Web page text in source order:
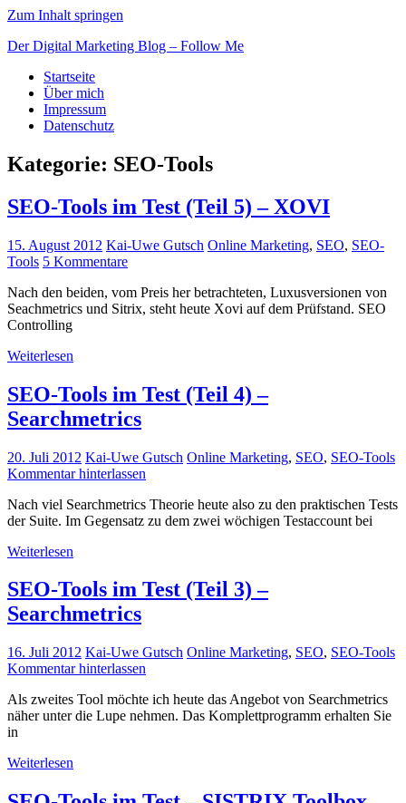
Zum Inhalt springen
Der Digital Marketing Blog – Follow Me
Startseite
Über mich
Impressum
Datenschutz
Kategorie: SEO-Tools
SEO-Tools im Test (Teil 5) – XOVI
15. August 2012 Kai-Uwe Gutsch Online Marketing, SEO, SEO-
Tools 5 Kommentare
Nach den beiden, vom Preis her betrachteten, Luxusversionen von
Seachmetrics und Sitrix, steht heute Xovi auf dem Prüfstand. SEO
Controlling
Weiterlesen
SEO-Tools im Test (Teil 4) –
Searchmetrics
20. Juli 2012 Kai-Uwe Gutsch Online Marketing, SEO, SEO-Tools
Kommentar hinterlassen
Nach viel Searchmetrics Theorie heute also zu den praktischen Tests
der Suite. Im Gegensatz zu dem zwei wöchigen Testaccount bei
Weiterlesen
SEO-Tools im Test (Teil 3) –
Searchmetrics
16. Juli 2012 Kai-Uwe Gutsch Online Marketing, SEO, SEO-Tools
Kommentar hinterlassen
Als zweites Tool möchte ich heute das Angebot von Searchmetrics
näher unter die Lupe nehmen. Das Komplettprogramm erhalten Sie
in
Weiterlesen